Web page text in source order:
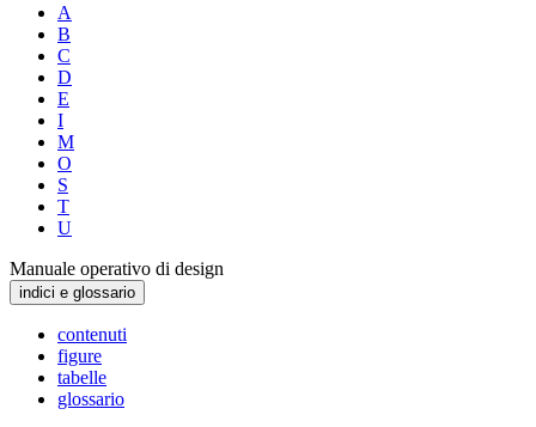
A
B
C
D
E
I
M
O
S
T
U
Manuale operativo di design
indici e glossario
contenuti
figure
tabelle
glossario